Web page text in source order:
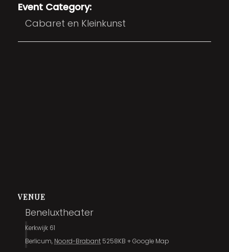
Event Category:
Cabaret en Kleinkunst
VENUE
Beneluxtheater
Kerkwijk 61
Berlicum, Noord-Brabant 5258KB + Google Map